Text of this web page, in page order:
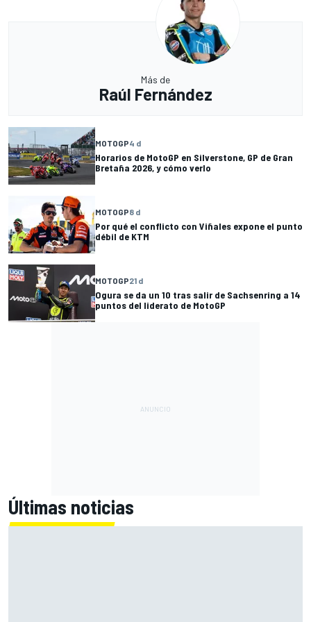
Más de
Raúl Fernández
MOTOGP4 d
Horarios de MotoGP en Silverstone, GP de Gran
Bretaña 2026, y cómo verlo
MOTOGP8 d
Por qué el conflicto con Viñales expone el punto
débil de KTM
MOTOGP21 d
Ogura se da un 10 tras salir de Sachsenring a 14
puntos del liderato de MotoGP
Últimas noticias